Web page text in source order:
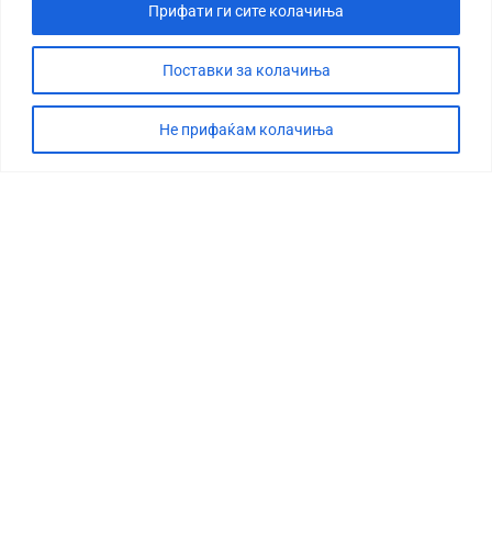
Поставки за колачиња
Не прифаќам колачиња
Прифати ги сите колачиња